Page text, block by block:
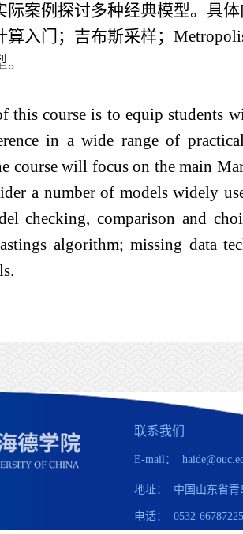
际案例探讨多种经典模型。具体
入门； 吉布斯采样；
。
this course is to equip students
in a wide range of
course will focus on the main
a number of models widely
checking, comparison and
algorithm; missing data
联系我们
E-mail：
地址： 中国山东省青
电话： 0532-